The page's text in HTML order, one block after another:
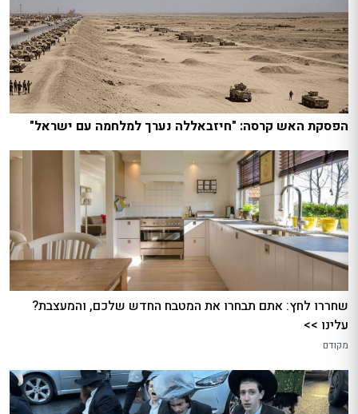
הפסקת האש קרסה: "חיזבאללה נערך למלחמה עם ישראל"
שחררו לחץ: אתם תבחרו את המטבח החדש שלכם, והמעצבת?
עלינו >>
מקודם